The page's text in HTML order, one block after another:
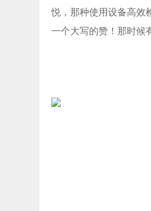
悦，那种使用设备高效
一个大写的赞！那时候